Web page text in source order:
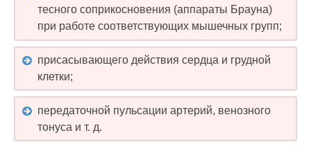
тесного соприкосновения (аппараты Брауна)
при работе соответствующих мышечных групп;
присасывающего действия сердца и грудной
клетки;
передаточной пульсации артерий, венозного
тонуса и т. д.